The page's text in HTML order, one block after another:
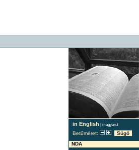
in English | magyarul
Betűméret:
Súgó
NDA